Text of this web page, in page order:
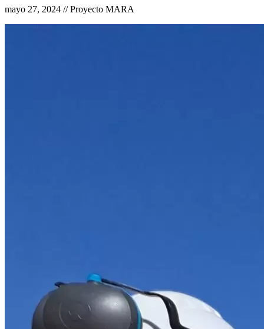
mayo 27, 2024 // Proyecto MARA